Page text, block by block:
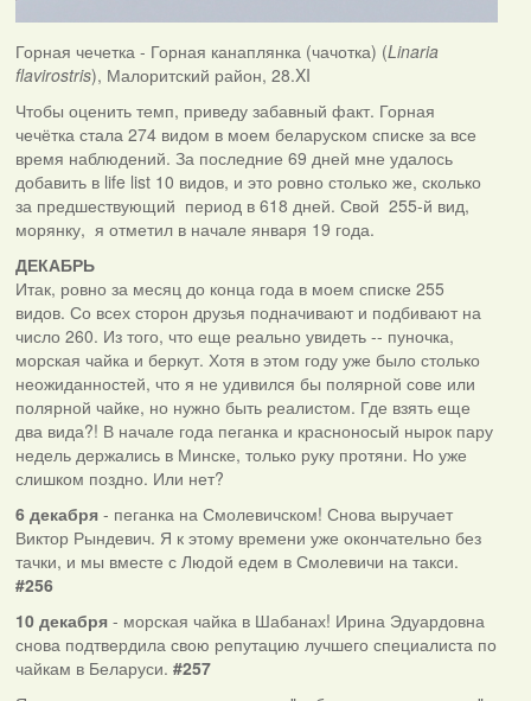
Горная чечетка - Горная канаплянка (чачотка) (Linaria
flavirostris), Малоритский район, 28.XI
Чтобы оценить темп, приведу забавный факт. Горная
чечётка стала 274 видом в моем беларуском списке за все
время наблюдений. За последние 69 дней мне удалось
добавить в life list 10 видов, и это ровно столько же, сколько
за предшествующий период в 618 дней. Свой 255-й вид,
морянку, я отметил в начале января 19 года.
ДЕКАБРЬ
Итак, ровно за месяц до конца года в моем списке 255
видов. Со всех сторон друзья подначивают и подбивают на
число 260. Из того, что еще реально увидеть -- пуночка,
морская чайка и беркут. Хотя в этом году уже было столько
неожиданностей, что я не удивился бы полярной сове или
полярной чайке, но нужно быть реалистом. Где взять еще
два вида?! В начале года пеганка и красноносый нырок пару
недель держались в Минске, только руку протяни. Но уже
слишком поздно. Или нет?
6 декабря- пеганка на Смолевичском! Снова выручает
Виктор Рындевич. Я к этому времени уже окончательно без
тачки, и мы вместе с Людой едем в Смолевичи на такси.
#256
10 декабря- морская чайка в Шабанах! Ирина Эдуардовна
снова подтвердила свою репутацию лучшего специалиста по
чайкам в Беларуси. #257